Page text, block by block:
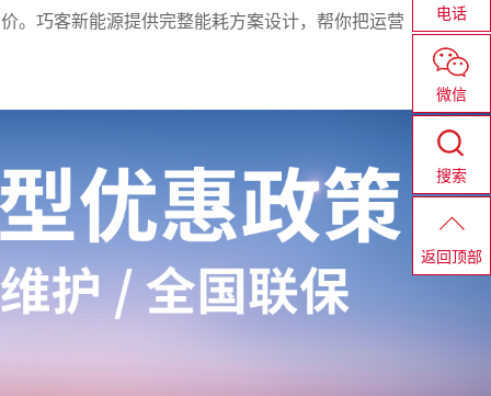
。巧客新能源提供完整能耗方案设计，帮你把运营 电话
微信
搜索
返回顶部